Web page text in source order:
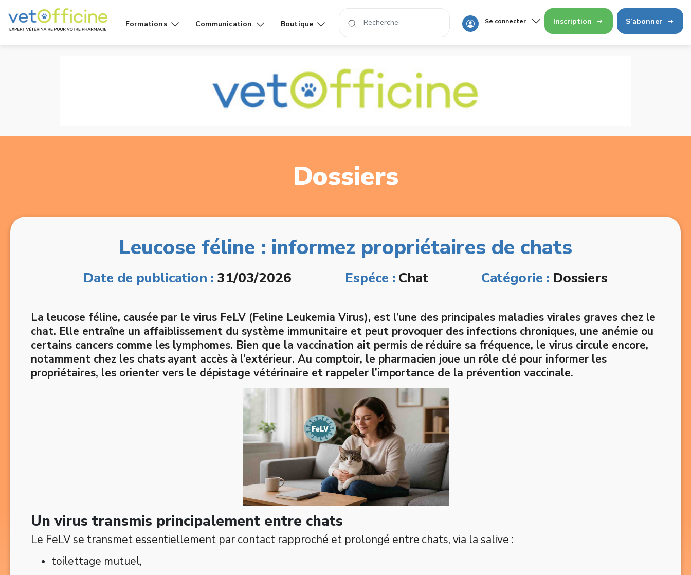
Formations Communication
Vidéos grand
Boutique
Livres
Se connecter Inscription S’abonner
Dossiers
Leucose féline : informez propriétaires de chats
Date de publication : 31/03/2026 Espéce : Chat Catégorie : Dossiers
La leucose féline, causée par le virus FeLV (Feline Leukemia Virus), est l’une des principales maladies virales graves chez le
chat. Elle entraîne un affaiblissement du système immunitaire et peut provoquer des infections chroniques, une anémie ou
certains cancers comme les lymphomes. Bien que la vaccination ait permis de réduire sa fréquence, le virus circule encore,
notamment chez les chats ayant accès à l’extérieur. Au comptoir, le pharmacien joue un rôle clé pour informer les
propriétaires, les orienter vers le dépistage vétérinaire et rappeler l’importance de la prévention vaccinale.
Un virus transmis principalement entre chats
Le FeLV se transmet essentiellement par contact rapproché et prolongé entre chats, via la salive :
toilettage mutuel,